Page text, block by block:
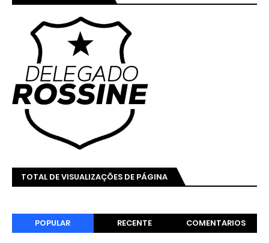
TOTAL DE VISUALIZAÇÕES DE PÁGINA
POPULAR RECENTE COMENTARIOS